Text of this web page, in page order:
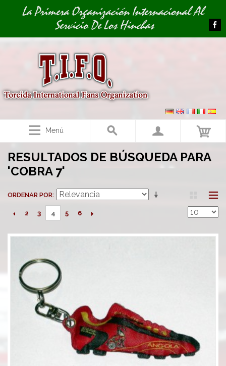
Image 01
Image 02La Primera Organización Internacional Al
Servicio De Los Hinchas
Menú
RESULTADOS DE BÚSQUEDA PARA
'COBRA 7'
ORDENAR POR
2 3 4 5 6